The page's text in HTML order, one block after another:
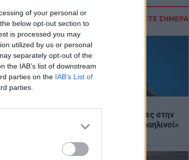
of your personal or
below opt-out section to
is processed you may
utilized by us or personal
separately opt-out of the
the IAB’s list of downstream
parties on the IAB’s List of
parties.
ΔΙΑΒΑΣΤΕ ΣΗΜΕΡΑ
Ισραηλινό ΥΠΕΞ προς τουρίστες στην
Ελλάδα: «Κρύψτε ότι είστε Ισραηλινοί»